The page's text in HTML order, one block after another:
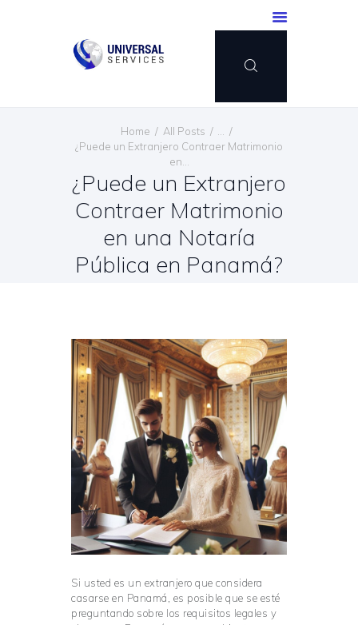
Home All Posts
¿Puede un Extranjero Contraer Matrimonio
en...
¿Puede un Extranjero
Contraer Matrimonio
en una Notaría
Pública en Panamá?
SERVICIOS
MÉTODO DE PAGO
BLOG
CONTÁCTENOS
ESPAÑOL
Si usted es un extranjero que considera
casarse en Panamá, es posible que se esté
preguntando sobre los requisitos legales y